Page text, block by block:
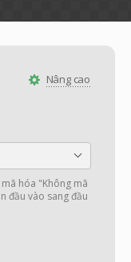
Nâng cao
hóa "Không mã
đầu vào sang đầu